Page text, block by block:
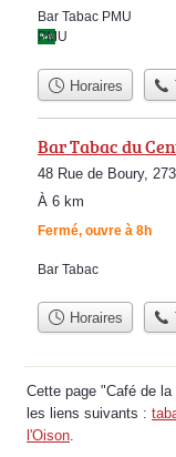
Bar Tabac PMU
PMU
Horaires
Bar Tabac du
48 Rue de Boury,
À 6 km
Fermé, ouvre à 8h
Bar Tabac
Horaires
Cette page "Café de
les liens suivants :
l'Oison.